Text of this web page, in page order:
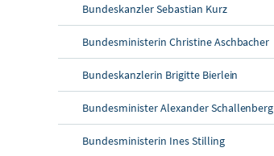
Bundeskanzler Sebastian Kurz
Bundesministerin Christine Aschbacher
Bundeskanzlerin Brigitte Bierlein
Bundesminister Alexander Schallenberg
Bundesministerin Ines Stilling